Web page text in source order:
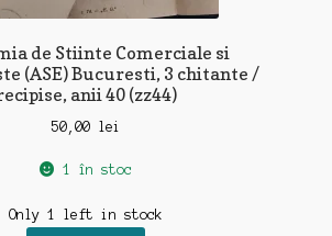
de Stiinte Comerciale si
(ASE) Bucuresti, 3 chitante /
anii 40 (zz44)
50,00 lei
1 în stoc
Only 1 left in stock